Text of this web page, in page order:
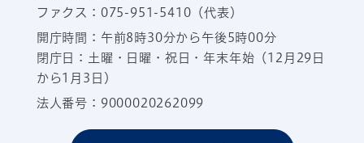
ファクス：075-951-5410（代表）
開庁時間：午前8時30分から午後5時00分
閉庁日：土曜・日曜・祝日・年末年始（12月29日
から1月3日）
法人番号：9000020262099